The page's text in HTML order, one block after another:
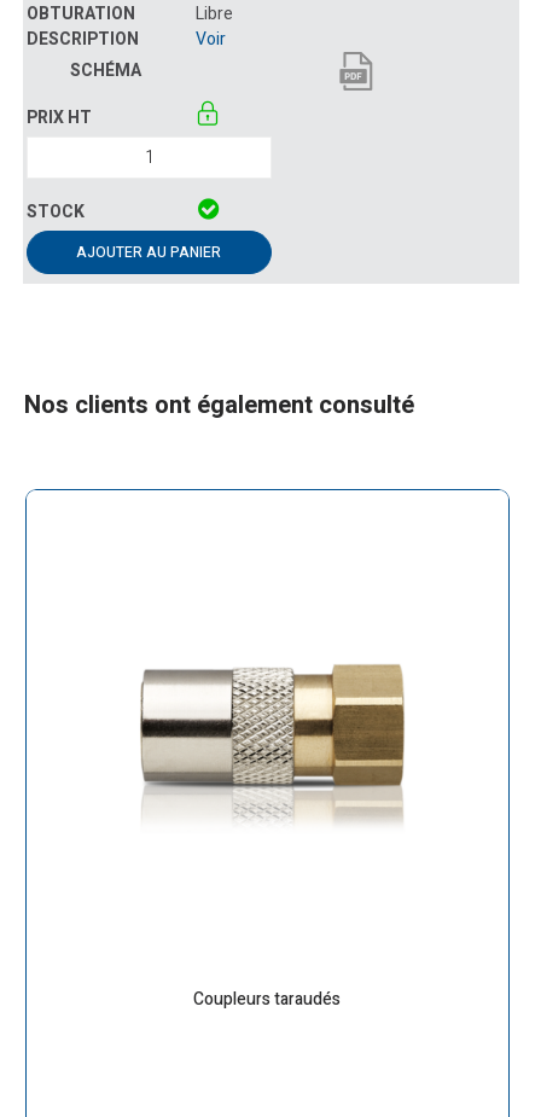
Libre
Voir
AJOUTER AU PANIER
Nos clients ont également consulté
Coupleurs taraudés